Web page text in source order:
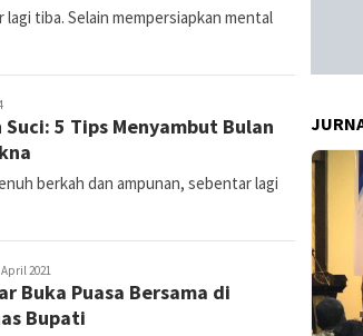
lagi tiba. Selain mempersiapkan mental
5 Tips Menyambut Bulan
berkah dan ampunan, sebentar lagi
April 2021
Buka Puasa Bersama di
Bupati